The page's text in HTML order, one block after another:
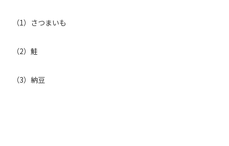
（1）さつまいも
（2）鮭
（3）納豆